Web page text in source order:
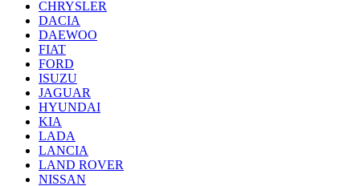
CHRYSLER
DACIA
DAEWOO
FIAT
FORD
ISUZU
JAGUAR
HYUNDAI
KIA
LADA
LANCIA
LAND ROVER
NISSAN